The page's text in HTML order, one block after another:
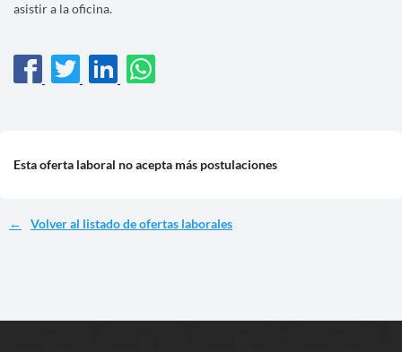
asistir a la oficina.
Esta oferta laboral no acepta más postulaciones
Volver al listado de ofertas laborales